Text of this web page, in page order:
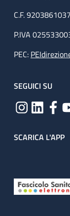
C.F.
P.IVA
PEC:
SEGUICI SU
SCARICA L'APP